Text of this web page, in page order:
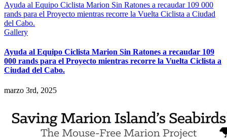
Ayuda al Equipo Ciclista Marion Sin Ratones a recaudar 109 000
rands para el Proyecto mientras recorre la Vuelta Ciclista a Ciudad
del Cabo.
Gallery
Ayuda al Equipo Ciclista Marion Sin Ratones a recaudar 109
000 rands para el Proyecto mientras recorre la Vuelta Ciclista a
Ciudad del Cabo.
marzo 3rd, 2025